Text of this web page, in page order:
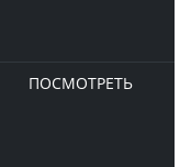
ПОСМОТРЕТЬ